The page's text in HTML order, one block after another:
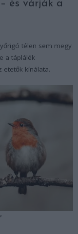
és várják a
télen sem megy
a táplálék
etetők kínálata.